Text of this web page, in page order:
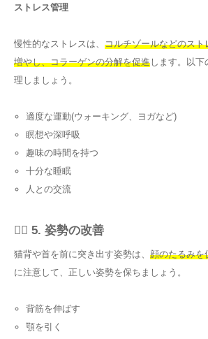
ストレス管理
慢性的なストレスは、 コルチゾールなどのス
増やし、コラーゲンの分解を促進 します。以
理しましょう。
適度な運動(ウォーキング、ヨガなど)
瞑想や深呼吸
趣味の時間を持つ
十分な睡眠
人との交流
🏃‍♀️ 5. 姿勢の改善
猫背や首を前に突き出す姿勢は、 顔のたるみを
に注意して、正しい姿勢を保ちましょう。
背筋を伸ばす
顎を引く